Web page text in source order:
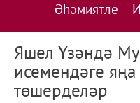
Әһәмиятле
Яшел Үзәндә
исемендәге
төшерделәр